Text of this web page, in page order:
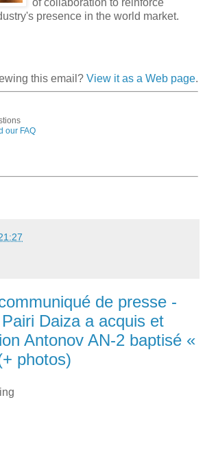
presence in the world market.
this email? View it as a Web page.
our FAQ
de presse -
Daiza a acquis et
Antonov AN-2 baptisé «
photos)